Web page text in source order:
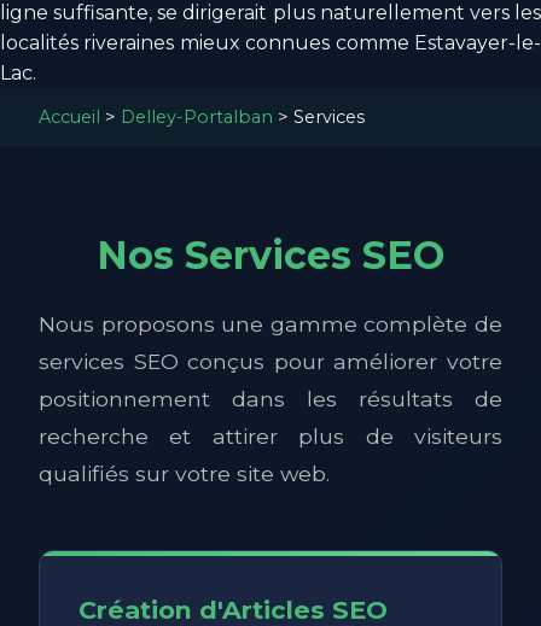
ligne suffisante, se dirigerait plus naturellement vers les
localités riveraines mieux connues comme Estavayer-le-
Lac.
Accueil > Delley-Portalban > Services
Nos Services SEO
Nous proposons une gamme complète de
services SEO conçus pour améliorer votre
positionnement dans les résultats de
recherche et attirer plus de visiteurs
qualifiés sur votre site web.
Création d'Articles SEO